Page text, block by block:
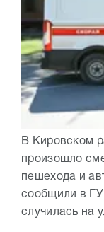
В Кировском
произошло
пешехода и
сообщили в ГУ
случилась на